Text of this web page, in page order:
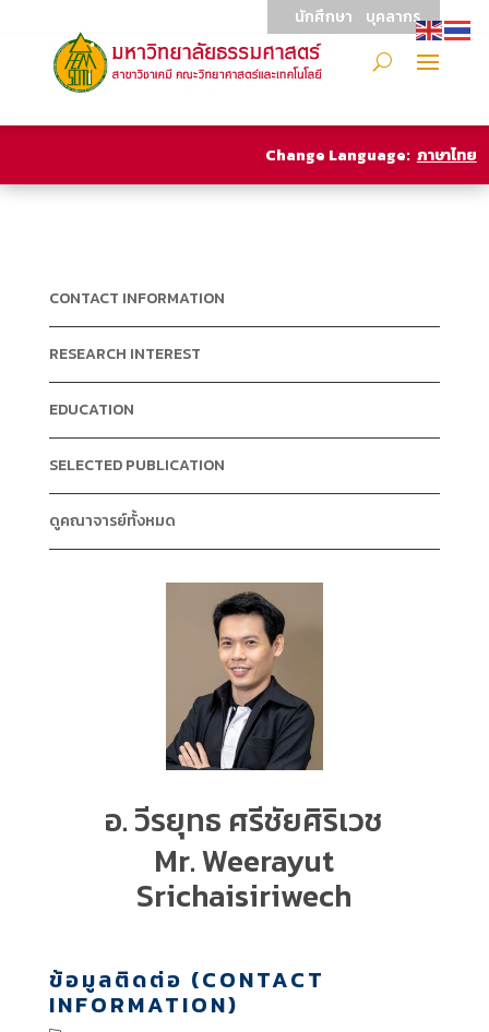
นักศึกษา บุคลากร
Change Language: ภาษาไทย
CONTACT INFORMATION
RESEARCH INTEREST
EDUCATION
SELECTED PUBLICATION
ดูคณาจารย์ทั้งหมด
อ. วีรยุทธ ศรีชัยศิริเวช
Mr. Weerayut
Srichaisiriwech
ข้อมูลติดต่อ (CONTACT
INFORMATION)